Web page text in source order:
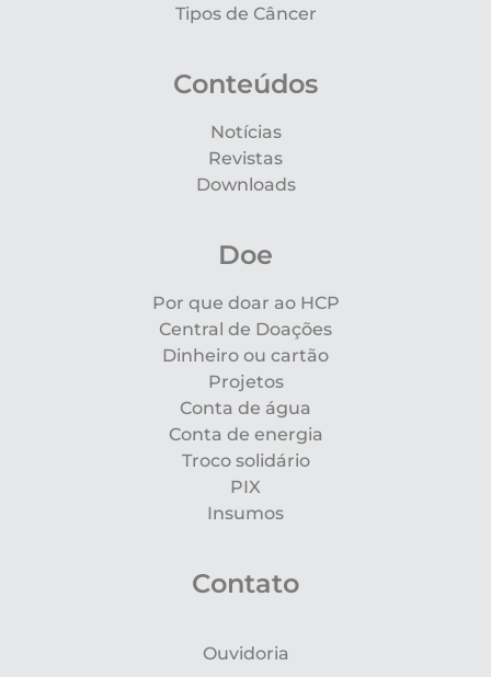
Tipos de Câncer
Conteúdos
Notícias
Revistas
Downloads
Doe
Por que doar ao HCP
Central de Doações
Dinheiro ou cartão
Projetos
Conta de água
Conta de energia
Troco solidário
PIX
Insumos
Contato
Ouvidoria